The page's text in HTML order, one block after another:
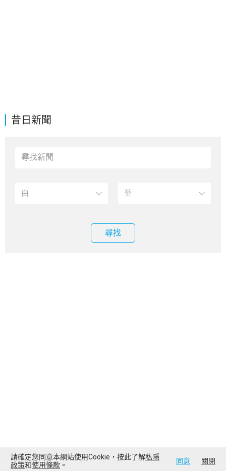
昔日新聞
尋找
請確定您同意本網站使用Cookie，按此了解私隱
政策和使用條款 。 同意 關閉